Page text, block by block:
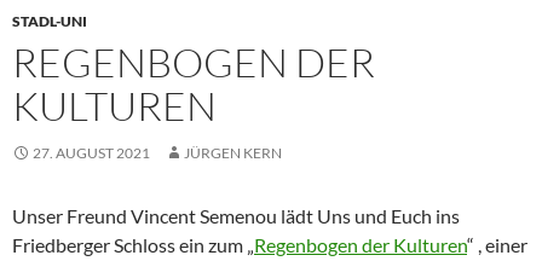
STADL-UNI
REGENBOGEN DER
KULTUREN
27. AUGUST 2021 JÜRGEN KERN
Unser Freund Vincent Semenou lädt Uns und Euch ins
Friedberger Schloss ein zum „Regenbogen der Kulturen“ , einer